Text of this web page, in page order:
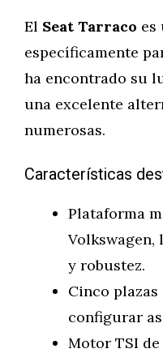
El Seat Tarraco es
específicamente
ha encontrado su
una excelente
numerosas.
Características
Plataforma
Volkswagen,
y robustez.
Cinco
configurar
Motor TSI de